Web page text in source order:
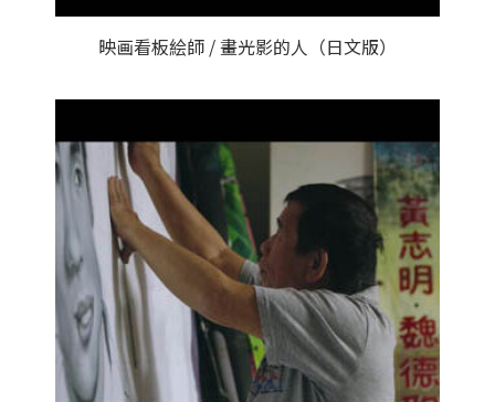
映画看板絵師 / 畫光影的人（日文版）